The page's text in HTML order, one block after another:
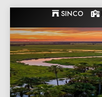
to
content
SINCO